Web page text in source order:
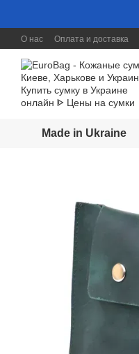
О нас Оплата и доставка
Made in Ukraine